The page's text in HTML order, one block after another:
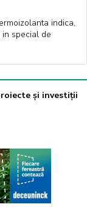
indica,
special de
și investiții